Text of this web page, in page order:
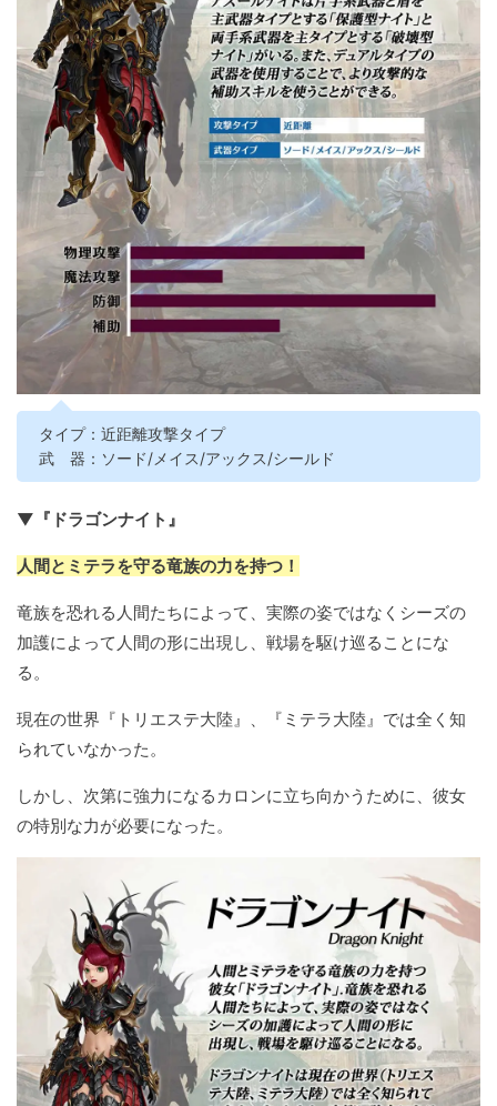
タイプ：近距離攻撃タイプ
武 器：ソード/メイス/アックス/シールド
▼『ドラゴンナイト』
人間とミテラを守る竜族の力を持つ！
竜族を恐れる人間たちによって、実際の姿ではなくシーズの
加護によって人間の形に出現し、戦場を駆け巡ることにな
る。
現在の世界『トリエステ大陸』、『ミテラ大陸』では全く知
られていなかった。
しかし、次第に強力になるカロンに立ち向かうために、彼女
の特別な力が必要になった。